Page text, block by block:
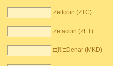
Zeitcoin (ZTC)
Zetacoin (ZET)
□其□Denar (MKD)